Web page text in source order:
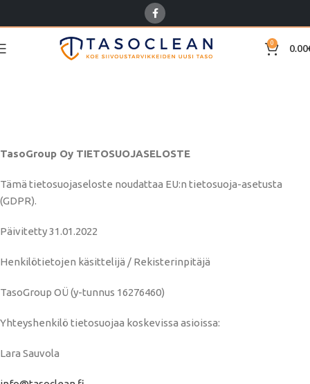
0 0.00
TasoGroup Oy TIETOSUOJASELOSTE
Tämä tietosuojaseloste noudattaa EU:n tietosuoja-asetusta
(GDPR).
Päivitetty 31.01.2022
Henkilötietojen käsittelijä / Rekisterinpitäjä
TasoGroup OÜ (y-tunnus 16276460)
Yhteyshenkilö tietosuojaa koskevissa asioissa:
Lara Sauvola